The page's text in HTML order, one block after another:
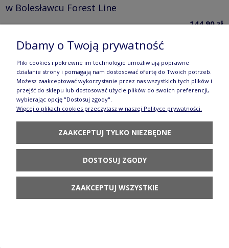
w Bolesławcu Forest Line
144,90 zł
POWIADOM O
DOSTĘPNOŚCI
Cukiernica uszka V 0,18 L C015 GZ44
Manufaktura w Bolesławcu Forest Line
DO KOSZYKA
Dbamy o Twoją prywatność
Pliki cookies i pokrewne im technologie umożliwiają poprawne
działanie strony i pomagają nam dostosować ofertę do Twoich potrzeb.
Możesz zaakceptować wykorzystanie przez nas wszystkich tych plików i
przejść do sklepu lub dostosować użycie plików do swoich preferencji,
wybierając opcję "Dostosuj zgody".
Więcej o plikach cookies przeczytasz w naszej Polityce prywatności.
ZAAKCEPTUJ TYLKO NIEZBĘDNE
DOSTOSUJ ZGODY
ZAAKCEPTUJ WSZYSTKIE